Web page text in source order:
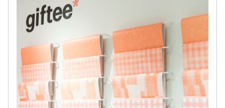
エンジニアの技術力向上のため組織全体でさまざまな取り
組みをおこなっています。
■ナレッジ共有の取り組み
・技術本部全体での業務に関する共有会を定期的に実施し
ています。